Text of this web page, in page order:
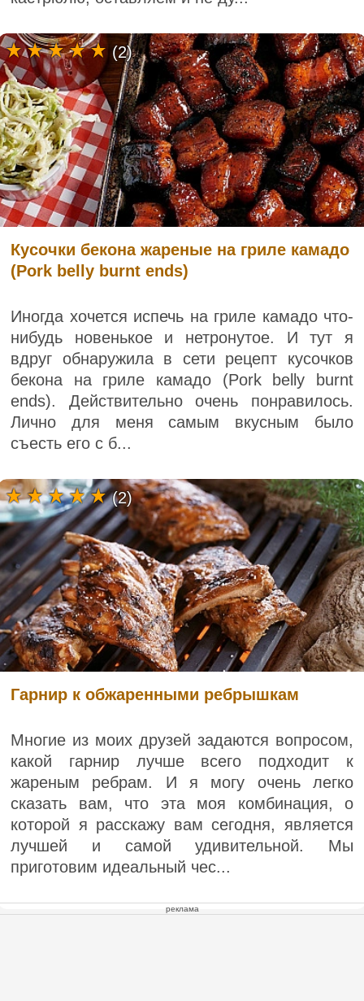
Кусочки бекона жареные на гриле камадо
(Pork belly burnt ends)
Иногда хочется испечь на гриле камадо что-
нибудь новенькое и нетронутое. И тут я
вдруг обнаружила в сети рецепт кусочков
бекона на гриле камадо (Pork belly burnt
ends). Действительно очень понравилось.
Лично для меня самым вкусным было
съесть его с б...
(2)
Гарнир к обжаренными ребрышкам
Многие из моих друзей задаются вопросом,
какой гарнир лучше всего подходит к
жареным ребрам. И я могу очень легко
сказать вам, что эта моя комбинация, о
которой я расскажу вам сегодня, является
лучшей и самой удивительной. Мы
приготовим идеальный чес...
(2)
реклама